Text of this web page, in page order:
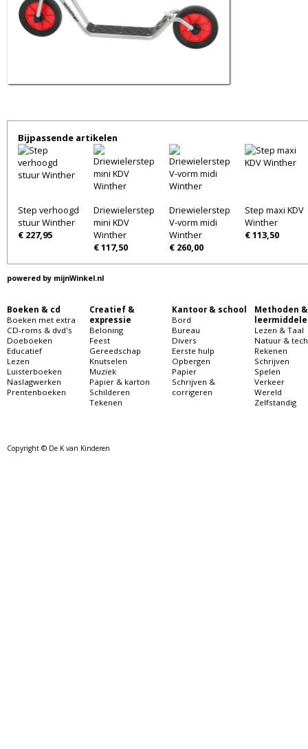
Bijpassende artikelen
Step verhoogd
stuur Winther
€ 227,95
Driewielerstep
mini KDV
Winther
€ 117,50
Driewielerstep
V-vorm midi
Winther
€ 260,00
Step maxi KDV
Winther
€ 113,50
powered by mijnWinkel.nl
Boeken & cd
Boeken met extra
CD-roms & dvd's
Doeboeken
Educatief
Lezen
Luisterboeken
Naslagwerken
Prentenboeken
Creatief &
expressie
Beloning
Feest
Gereedschap
Knutselen
Muziek
Papier & karton
Schilderen
Tekenen
Kantoor & school
Bord
Bureau
Divers
Eerste hulp
Opbergen
Papier
Schrijven &
corrigeren
Methoden &
Lezen & Taal
Natuur &
Rekenen
Schrijven
Spelen
Verkeer
Wereld
Zelfstandig
Copyright © De K van Kinderen